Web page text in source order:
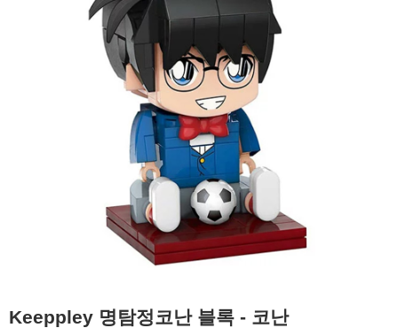
Keeppley 명탐정코난 블록 - 코난